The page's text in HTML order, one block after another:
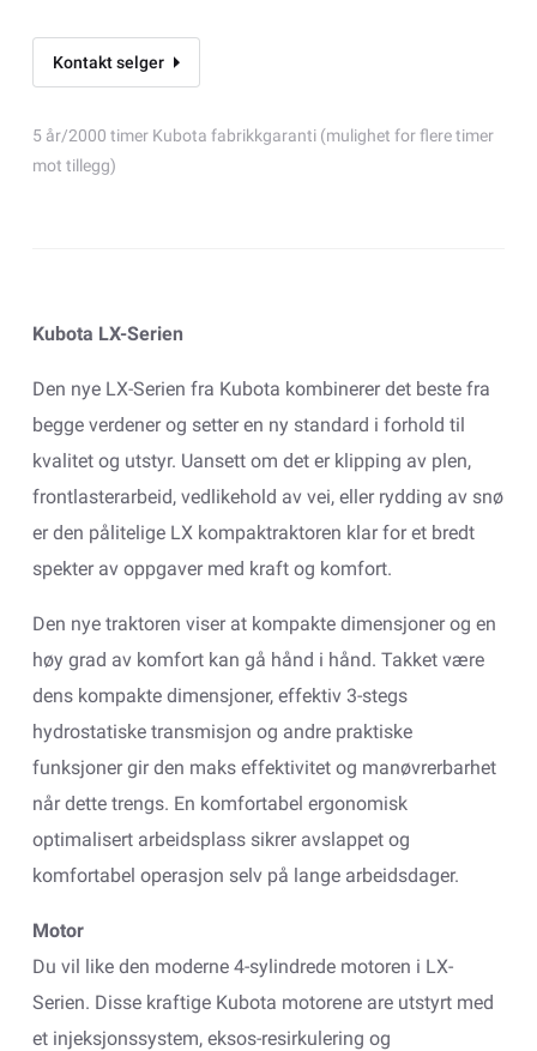
Kontakt selger
5 år/2000 timer Kubota fabrikkgaranti (mulighet for flere timer
mot tillegg)
Kubota LX-Serien
Den nye LX-Serien fra Kubota kombinerer det beste fra
begge verdener og setter en ny standard i forhold til
kvalitet og utstyr. Uansett om det er klipping av plen,
frontlasterarbeid, vedlikehold av vei, eller rydding av snø
er den pålitelige LX kompaktraktoren klar for et bredt
spekter av oppgaver med kraft og komfort.
Den nye traktoren viser at kompakte dimensjoner og en
høy grad av komfort kan gå hånd i hånd. Takket være
dens kompakte dimensjoner, effektiv 3-stegs
hydrostatiske transmisjon og andre praktiske
funksjoner gir den maks effektivitet og manøvrerbarhet
når dette trengs. En komfortabel ergonomisk
optimalisert arbeidsplass sikrer avslappet og
komfortabel operasjon selv på lange arbeidsdager.
Motor
Du vil like den moderne 4-sylindrede motoren i LX-
Serien. Disse kraftige Kubota motorene are utstyrt med
et injeksjonssystem, eksos-resirkulering og